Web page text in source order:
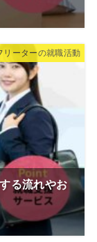
リーターの就職活動
る流れやお